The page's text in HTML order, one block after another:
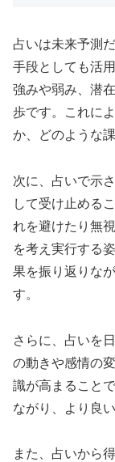
占いは未来予測
手段としても活
強みや弱み、潜
歩です。これに
か、どのような
次に、占いで示
して受け止める
れを避けたり無
を考え実行する
果を振り返りな
す。
さらに、占いを
の動きや感情の
識が高まること
ながり、より良
また、占いから